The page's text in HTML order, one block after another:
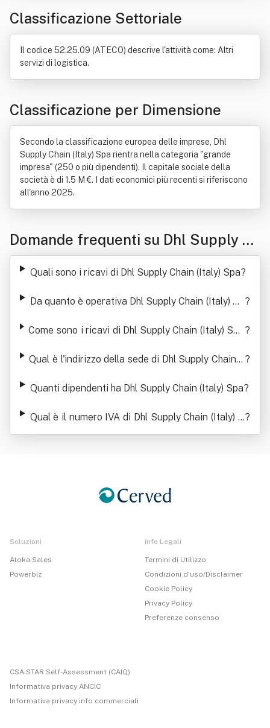
Elettrotecnica
Gestione dei rifiuti
Merce
Classificazione Settoriale
Il codice 52.25.09 (ATECO) descrive l'attività come: Altri
servizi di logistica.
Classificazione per Dimensione
Secondo la classificazione europea delle imprese, Dhl
Supply Chain (Italy) Spa rientra nella categoria "grande
impresa" (250 o più dipendenti). Il capitale sociale della
società è di 1.5 M €. I dati economici più recenti si riferiscono
all'anno 2025.
Domande frequenti su Dhl Supply Ch
ain (Italy) Spa
Quali sono i ricavi di Dhl Supply Chain (Italy) Spa?
Da quanto è operativa Dhl Supply Chain (Italy) Sp ?
Come sono i ricavi di Dhl Supply Chain (Italy) Spa ?
Qual è l'indirizzo della sede di Dhl Supply Chain (I ?
Quanti dipendenti ha Dhl Supply Chain (Italy) Spa?
Qual è il numero IVA di Dhl Supply Chain (Italy) S
pa
?
Soluzioni
Atoka Sales
Powerbiz
Info Legali
Termini di Utilizzo
Condizioni d'uso/Disclaimer
Cookie Policy
Privacy Policy
Preferenze consenso
CSA STAR Self-Assessment (CAIQ)
Informativa privacy ANCIC
Informativa privacy info commerciali